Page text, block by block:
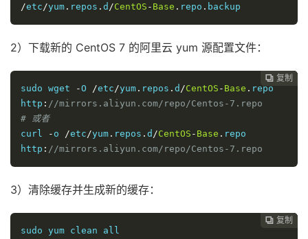
/etc /yum . repos . d /CentOS - Base . repo . backup
2）下载新的 CentOS 7 的阿里云 yum 源配置文件：
 复制
 复制
 复制
 复制
 复制
 复制
sudo wget
-O /etc /yum . repos . d /CentOS - Base . repo
http : //mirrors.aliyun.com/repo/Centos-7.repo
# 或者
curl
- o /etc /yum . repos . d /CentOS - Base . repo
http : //mirrors.aliyun.com/repo/Centos-7.repo
3）清除缓存并生成新的缓存：
 复制
 复制
 复制
 复制
 复制
sudo yum clean all